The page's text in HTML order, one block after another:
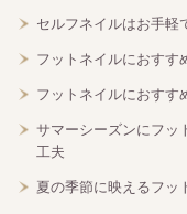
セルフネイルはお手軽
フットネイルにおすす
フットネイルにおすす
サマーシーズンにフッ
工夫
夏の季節に映えるフッ